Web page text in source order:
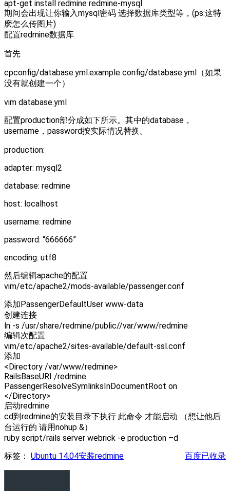
apt-get install redmine redmine-mysql
期间会出现让你输入mysql密码 选择数据库类型等，(ps:这特
麽怎么传图片)
配置redmine数据库
首先
cpconfig/database.yml.example config/database.yml（如果
没有就创建一个）
vim database.yml
配置production部分成如下所示。其中的database，
username，password按实际情况替换。
production:
adapter: mysql2
database: redmine
host: localhost
username: redmine
password: “666666”
encoding: utf8
然后编辑apache的配置
vim/etc/apache2/mods-available/passenger.conf
添加PassengerDefaultUser www-data
创建连接
ln -s /usr/share/redmine/public//var/www/redmine
编辑次配置
vim/etc/apache2/sites-available/default-ssl.conf
添加
<Directory /var/www/redmine>
RailsBaseURI /redmine
PassengerResolveSymlinksInDocumentRoot on
</Directory>
启动redmine
cd到redmine的安装目录下执行 此命令 才能启动 （想让他后
台运行的 请用nohup &）
ruby script/rails server webrick -e production –d
百度已收录
标签： Ubuntu 14.04安装redmine